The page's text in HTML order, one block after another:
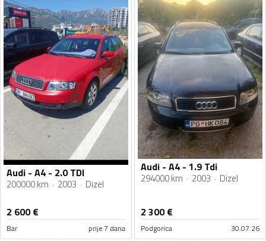
Audi - A4 - 2.0 TDI
200000 km 2003 Dizel
2 600€
Bar prije 7 dana
Audi - A4 - 1.9 Tdi
294000 km 2003 Dizel
2 300€
Podgorica 30.07.26